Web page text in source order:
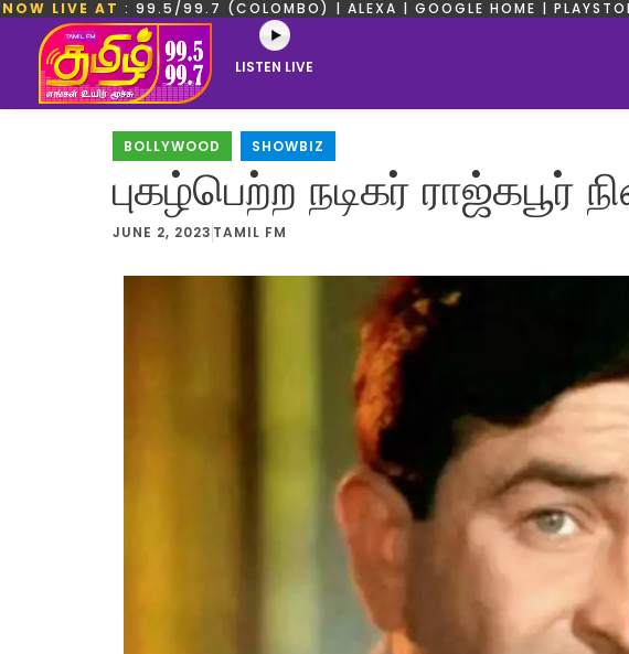
NOW LIVE AT : 99.5/99.7 (COLOMBO) | ALEXA | GOOGLE HOME |
LISTEN LIVE
BOLLYWOOD SHOWBIZ
புகழ்பெற்ற நடிகர் ராஜ்கபூர்
JUNE 2, 2023 TAMIL FM